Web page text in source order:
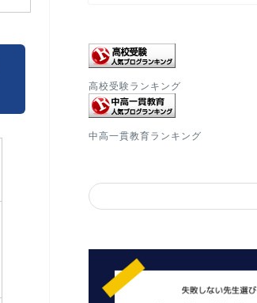
高校受験ランキング
中高一貫教育ランキング